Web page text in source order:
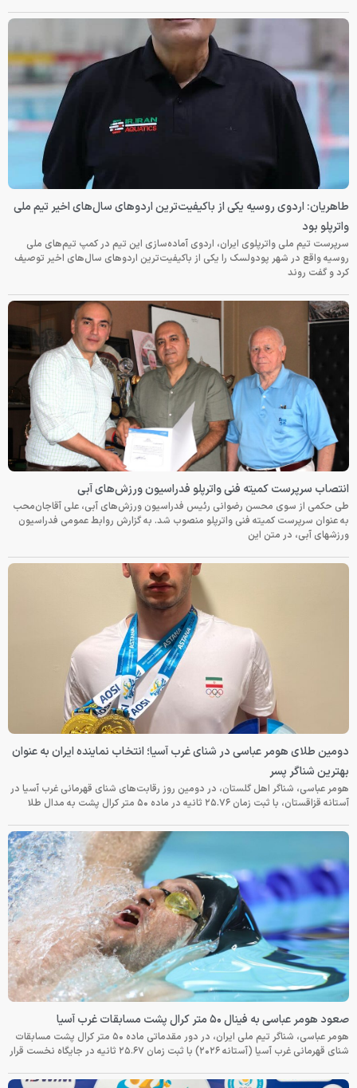
طاهریان: اردوی روسیه یکی از باکیفیت‌ترین اردوهای سال‌های اخیر تیم ملی
واترپلو بود
سرپرست تیم ملی واترپلوی ایران، اردوی آماده‌سازی این تیم در کمپ تیم‌های ملی
روسیه واقع در شهر پودولسک را یکی از باکیفیت‌ترین اردوهای سال‌های اخیر توصیف
کرد و گفت روند
انتصاب سرپرست کمیته فنی واترپلو فدراسیون ورزش‌های آبی
طی حکمی از سوی محسن رضوانی رئیس فدراسیون ورزش‌های آبی، علی آقاجان‌محب
به عنوان سرپرست کمیته فنی واترپلو منصوب شد. به گزارش روابط عمومی فدراسیون
ورزشهای آبی، در متن این
دومین طلای هومر عباسی در شنای غرب آسیا؛ انتخاب نماینده ایران به عنوان
بهترین شناگر پسر
هومر عباسی، شناگر اهل گلستان، در دومین روز رقابت‌های شنای قهرمانی غرب آسیا در
آستانه قزاقستان، با ثبت زمان ۲۵.۷۶ ثانیه در ماده ۵۰ متر کرال پشت به مدال طلا
صعود هومر عباسی به فینال ۵۰ متر کرال پشت مسابقات غرب آسیا
هومر عباسی، شناگر تیم ملی ایران، در دور مقدماتی ماده ۵۰ متر کرال پشت مسابقات
شنای قهرمانی غرب آسیا (آستانه ۲۰۲۶) با ثبت زمان ۲۵.۶۷ ثانیه در جایگاه نخست قرار